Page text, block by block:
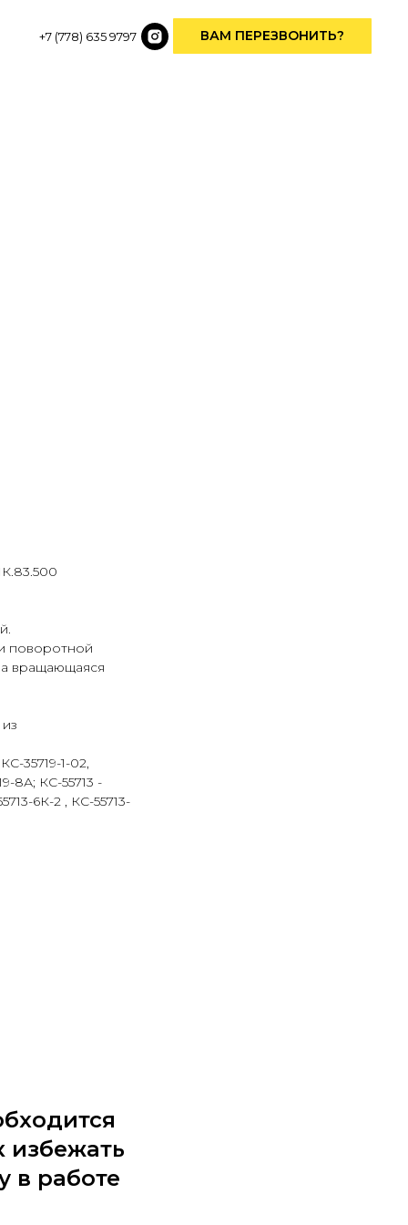
+7 (778) 635 9797 ВАМ ПЕРЕЗВОНИТЬ?
поворотной
вращающаяся
35719-1-02,
8А; КС-55713 -
6К-2 , КС-55713-
избежать
в работе